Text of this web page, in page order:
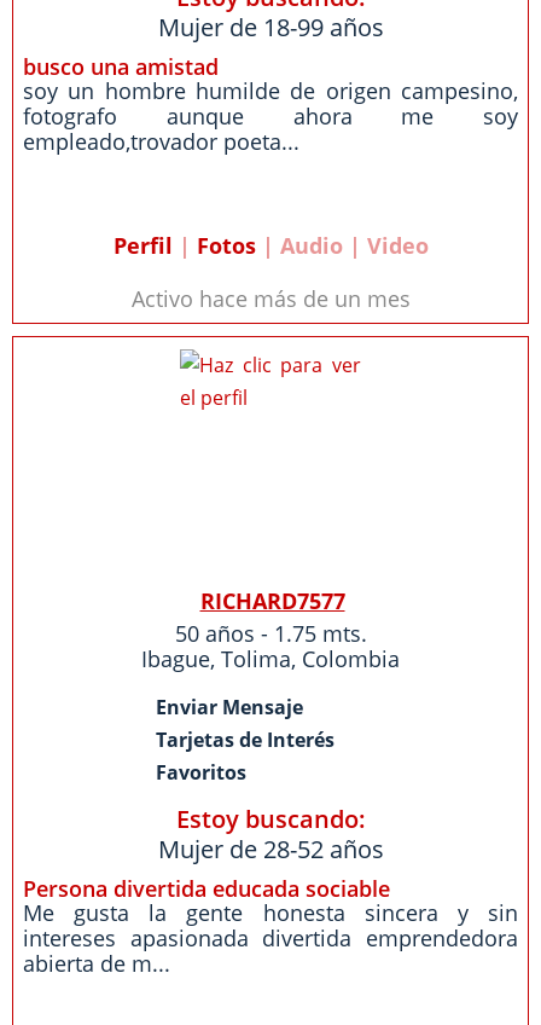
Mujer de 18-99 años
busco una amistad
soy un hombre humilde de origen campesino,
fotografo aunque ahora me soy
empleado,trovador poeta...
Perfil | Fotos| Audio | Video
Activo hace más de un mes
RICHARD7577
50 años - 1.75 mts.
Ibague, Tolima, Colombia
Enviar Mensaje
Tarjetas de Interés
Favoritos
Estoy buscando:
Mujer de 28-52 años
Persona divertida educada sociable
Me gusta la gente honesta sincera y sin
intereses apasionada divertida emprendedora
abierta de m...